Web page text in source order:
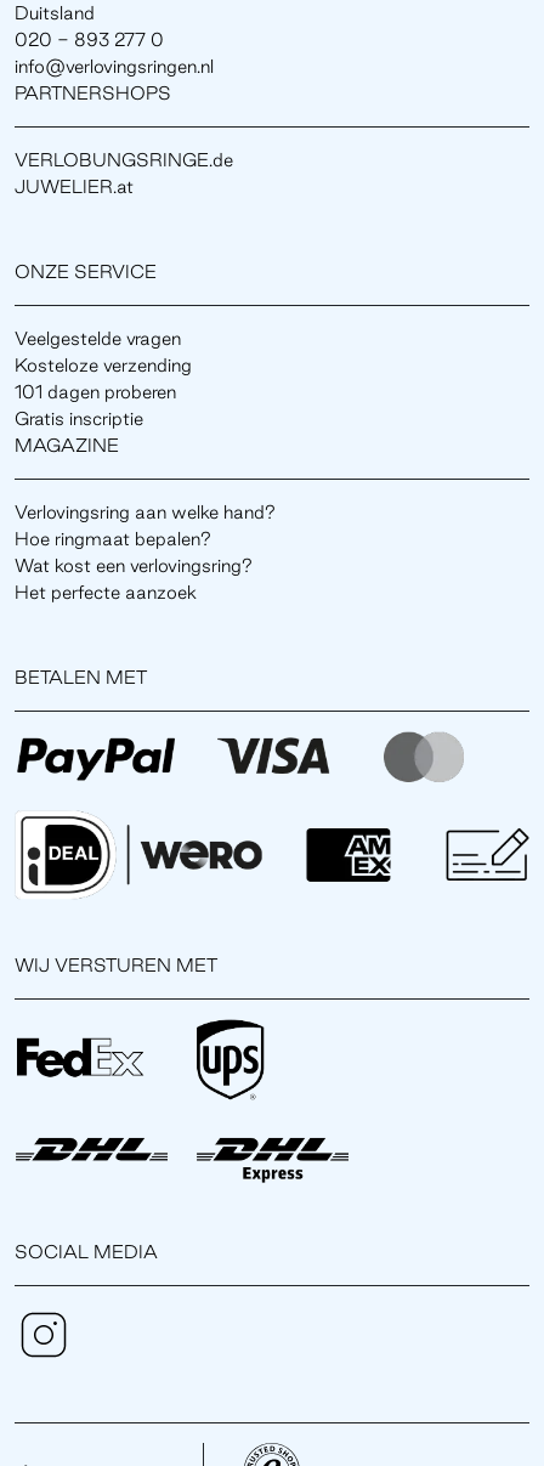
Duitsland
020 - 893 277 0
info@verlovingsringen.nl
PARTNERSHOPS
VERLOBUNGSRINGE.de
JUWELIER.at
ONZE SERVICE
Veelgestelde vragen
Kosteloze verzending
101 dagen proberen
Gratis inscriptie
MAGAZINE
Verlovingsring aan welke hand?
Hoe ringmaat bepalen?
Wat kost een verlovingsring?
Het perfecte aanzoek
BETALEN MET
WIJ VERSTUREN MET
SOCIAL MEDIA